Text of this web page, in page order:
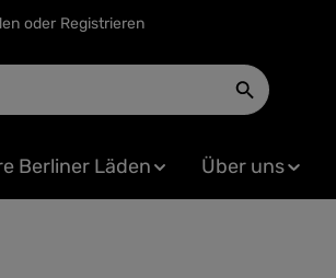
oder Registrieren
Berliner Läden Über uns